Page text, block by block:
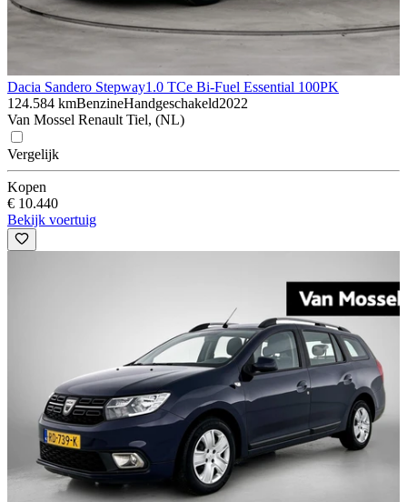
Dacia Sandero Stepway1.0 TCe Bi-Fuel Essential 100PK
124.584 kmBenzineHandgeschakeld2022
Van Mossel Renault Tiel, (NL)
Vergelijk
Kopen
€ 10.440
Bekijk voertuig